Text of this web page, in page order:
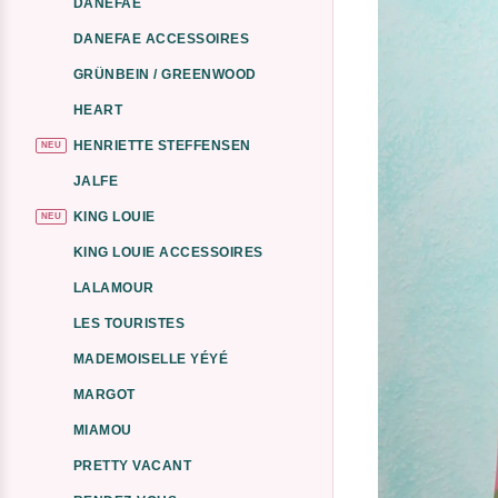
DANEFAE
DANEFAE ACCESSOIRES
GRÜNBEIN / GREENWOOD
HEART
NEU HENRIETTE STEFFENSEN
JALFE
NEU KING LOUIE
KING LOUIE ACCESSOIRES
LALAMOUR
LES TOURISTES
MADEMOISELLE YÉYÉ
MARGOT
MIAMOU
PRETTY VACANT